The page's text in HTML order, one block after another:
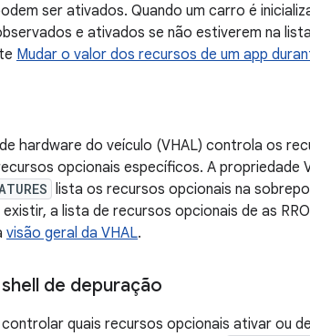
ser ativados. Quando um carro é
e ativados se não estiverem na
Mudar o valor dos recursos de um app
hardware do veículo (VHAL) controla os
opcionais específicos. A propriedade
lista os recursos opcionais na
a lista de recursos opcionais de as
visão geral da VHAL.
de depuração
quais recursos opcionais ativar ou